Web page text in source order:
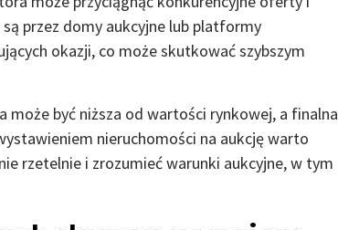
przez domy aukcyjne lub platformy
okazji, co może skutkować szybszym
może być niższa od wartości rynkowej, a finalna
nieruchomości na aukcję warto
rzetelnie i zrozumieć warunki aukcyjne, w tym